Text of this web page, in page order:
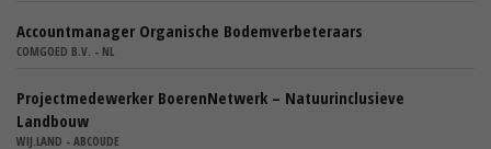
Accountmanager Organische Bodemverbeteraars
COMGOED B.V. - NL
Projectmedewerker BoerenNetwerk – Natuurinclusieve
Landbouw
WIJ.LAND - ABCOUDE